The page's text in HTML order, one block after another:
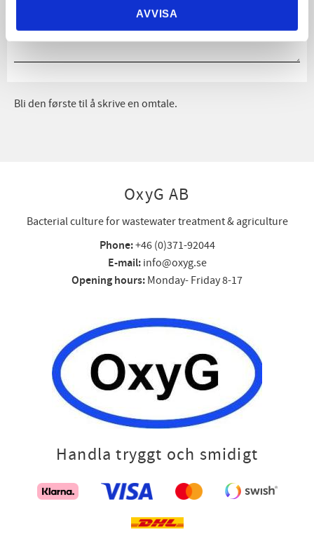
AVVISA
Bli den første til å skrive en omtale.
OxyG AB
Bacterial culture for wastewater treatment & agriculture
Phone:+46 (0)371-92044
E-mail:info@oxyg.se
Opening hours: Monday- Friday 8-17
Handla tryggt och smidigt